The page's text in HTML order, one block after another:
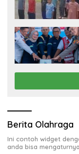
Berita Olahraga
Ini contoh widget
anda bisa